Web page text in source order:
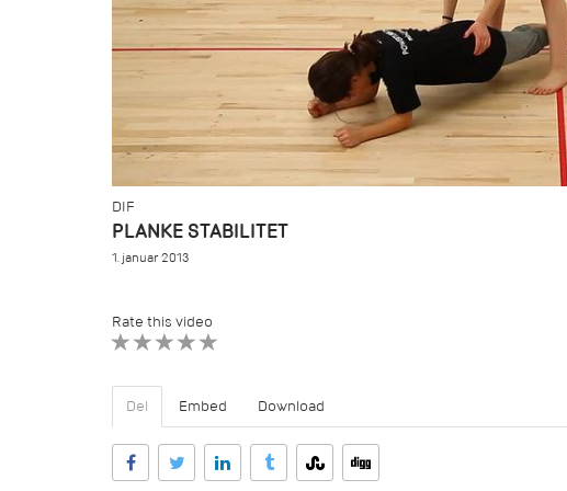
DIF
PLANKE STABILITET
1. januar 2013
Rate this video
Del Embed Download